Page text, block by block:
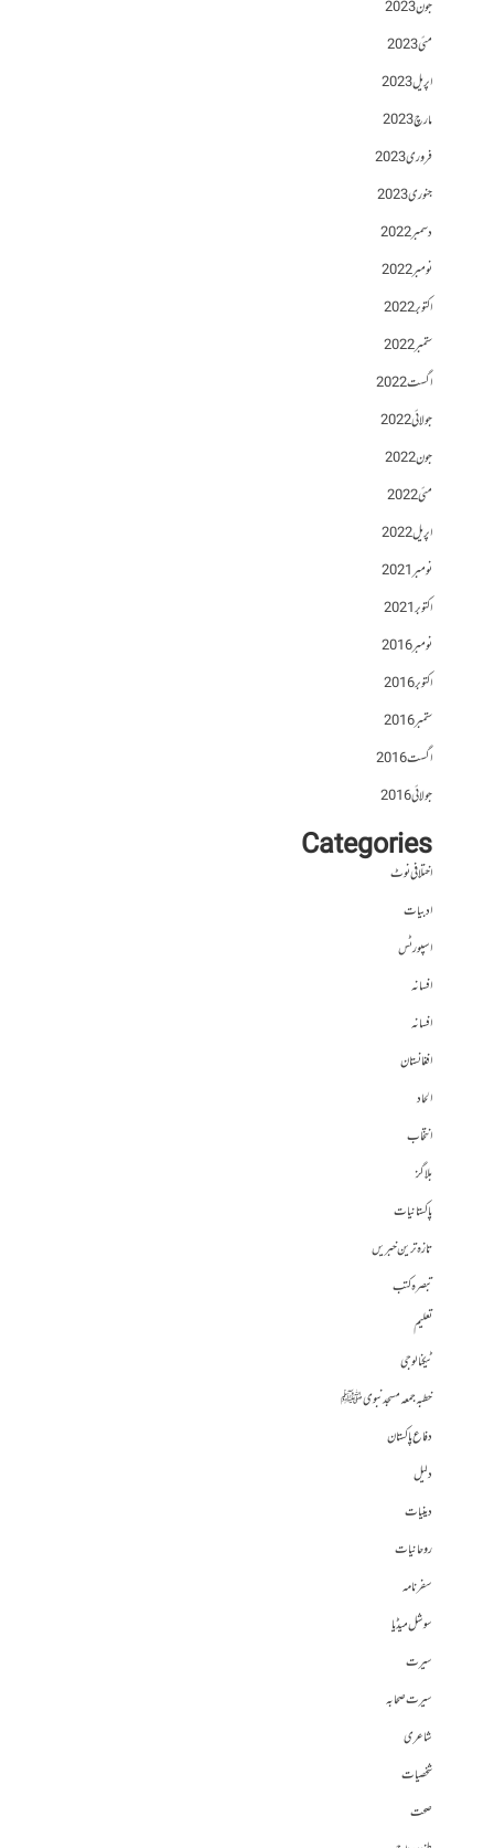
جون 2023
مئی 2023
اپریل 2023
مارچ 2023
فروری 2023
جنوری 2023
دسمبر 2022
نومبر 2022
اکتوبر 2022
ستمبر 2022
اگست 2022
جولائی 2022
جون 2022
مئی 2022
اپریل 2022
نومبر 2021
اکتوبر 2021
نومبر 2016
اکتوبر 2016
ستمبر 2016
اگست 2016
جولائی 2016
Categories
اختلافی نوٹ
ادبیات
اسپورٹس
افسانہ
افسانہ
افغانستان
الحاد
انتخاب
بلاگز
پاکستانیات
تازہ ترین خبریں
تبصرہ کتب
تعلیم
ٹیکنالوجی
خطبہ جمعہ مسجد نبوی ﷺ
دفاع پاکستان
دلیل
دینیات
روحانیات
سفرنامہ
سوشل میڈیا
سیرت
سیرت صحابہ
شاعری
شخصیات
صحت